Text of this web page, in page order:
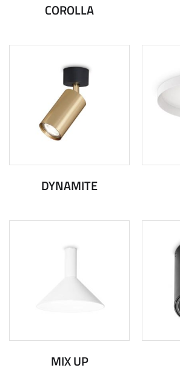
COROLLA
DYNAMITE
MIX UP